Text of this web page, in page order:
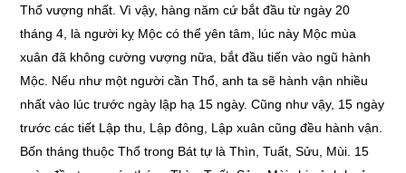
Thổ vượng nhất. Vì vậy, hàng năm cứ bắt đầu từ ngày 20
tháng 4, là người kỵ Mộc có thể yên tâm, lúc này Mộc mùa
xuân đã không cường vượng nữa, bắt đầu tiến vào ngũ hành
Mộc. Nếu như một người cần Thổ, anh ta sẽ hành vận nhiều
nhất vào lúc trước ngày lập hạ 15 ngày. Cũng như vậy, 15 ngày
trước các tiết Lập thu, Lập đông, Lập xuân cũng đều hành vận.
Bốn tháng thuộc Thổ trong Bát tự là Thìn, Tuất, Sửu, Mùi. 15